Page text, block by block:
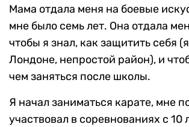
Мама отдала меня на боевые
мне было семь лет. Она отдала
чтобы я знал, как защитить себя
Лондоне, непростой район), и
чем заняться после школы.
Я начал заниматься карате, мне
участвовал в соревнованиях с 10